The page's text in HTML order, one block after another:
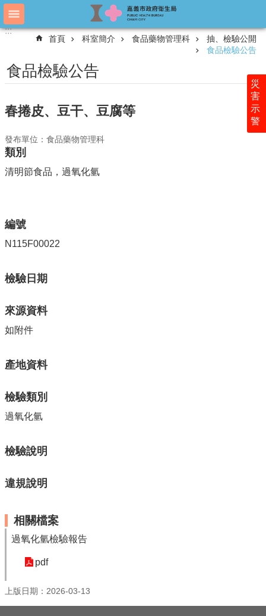
跳到主要內容區塊
進
認
衛
生
局
介
附
位
公
開
資
公
息
服
專
主
區
English
頁
:::
災
害
示
警
:::
首頁 科室簡介 食品藥物管理科
抽、檢驗公開
食品檢驗公告
食品檢驗公告
春捲皮、豆干、豆腐等
發布單位：食品藥物管理科
類別
清明節食品，過氧化氫
編號
N115F00022
檢驗日期
來源資料
如附件
產地資料
檢驗類別
過氧化氫
檢驗說明
違規說明
相關檔案
過氧化氫檢驗報告
pdf
上版日期：2026-03-13